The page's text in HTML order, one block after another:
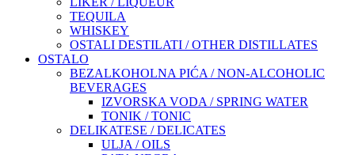
TEQUILA
WHISKEY
OSTALI DESTILATI / OTHER DISTILLATES
OSTALO
BEZALKOHOLNA PIĆA / NON-ALCOHOLIC
BEVERAGES
IZVORSKA VODA / SPRING WATER
TONIK / TONIC
DELIKATESE / DELICATES
ULJA / OILS